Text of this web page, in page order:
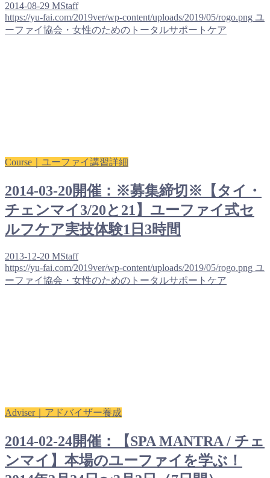
2014-08-29 MStaff
https://yu-fai.com/2019ver/wp-content/uploads/2019/05/rogo.png ユ
ーファイ協会・女性のためのトータルサポートケア
Course｜ユーファイ講習詳細
2014-03-20開催：※募集締切※【タイ・
チェンマイ3/20と21】ユーファイ式セ
ルフケア実技体験1日3時間
2013-12-20 MStaff
https://yu-fai.com/2019ver/wp-content/uploads/2019/05/rogo.png ユ
ーファイ協会・女性のためのトータルサポートケア
Adviser｜アドバイザー養成
2014-02-24開催：【SPA MANTRA / チェ
ンマイ】本場のユーファイを学ぶ！